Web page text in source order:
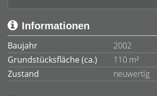
Informationen
Baujahr
2002
Grundstücksfläche (ca.)
110 m²
Zustand
neuwertig